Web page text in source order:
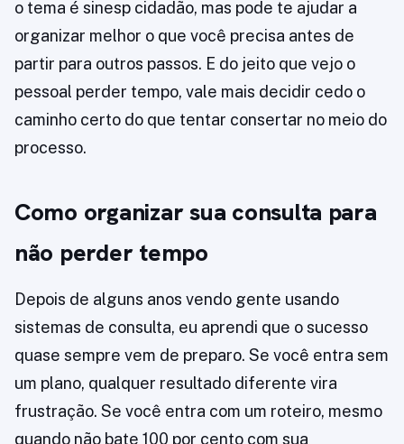
o tema é sinesp cidadão, mas pode te ajudar a
organizar melhor o que você precisa antes de
partir para outros passos. E do jeito que vejo o
pessoal perder tempo, vale mais decidir cedo o
caminho certo do que tentar consertar no meio do
processo.
Como organizar sua consulta para
não perder tempo
Depois de alguns anos vendo gente usando
sistemas de consulta, eu aprendi que o sucesso
quase sempre vem de preparo. Se você entra sem
um plano, qualquer resultado diferente vira
frustração. Se você entra com um roteiro, mesmo
quando não bate 100 por cento com sua